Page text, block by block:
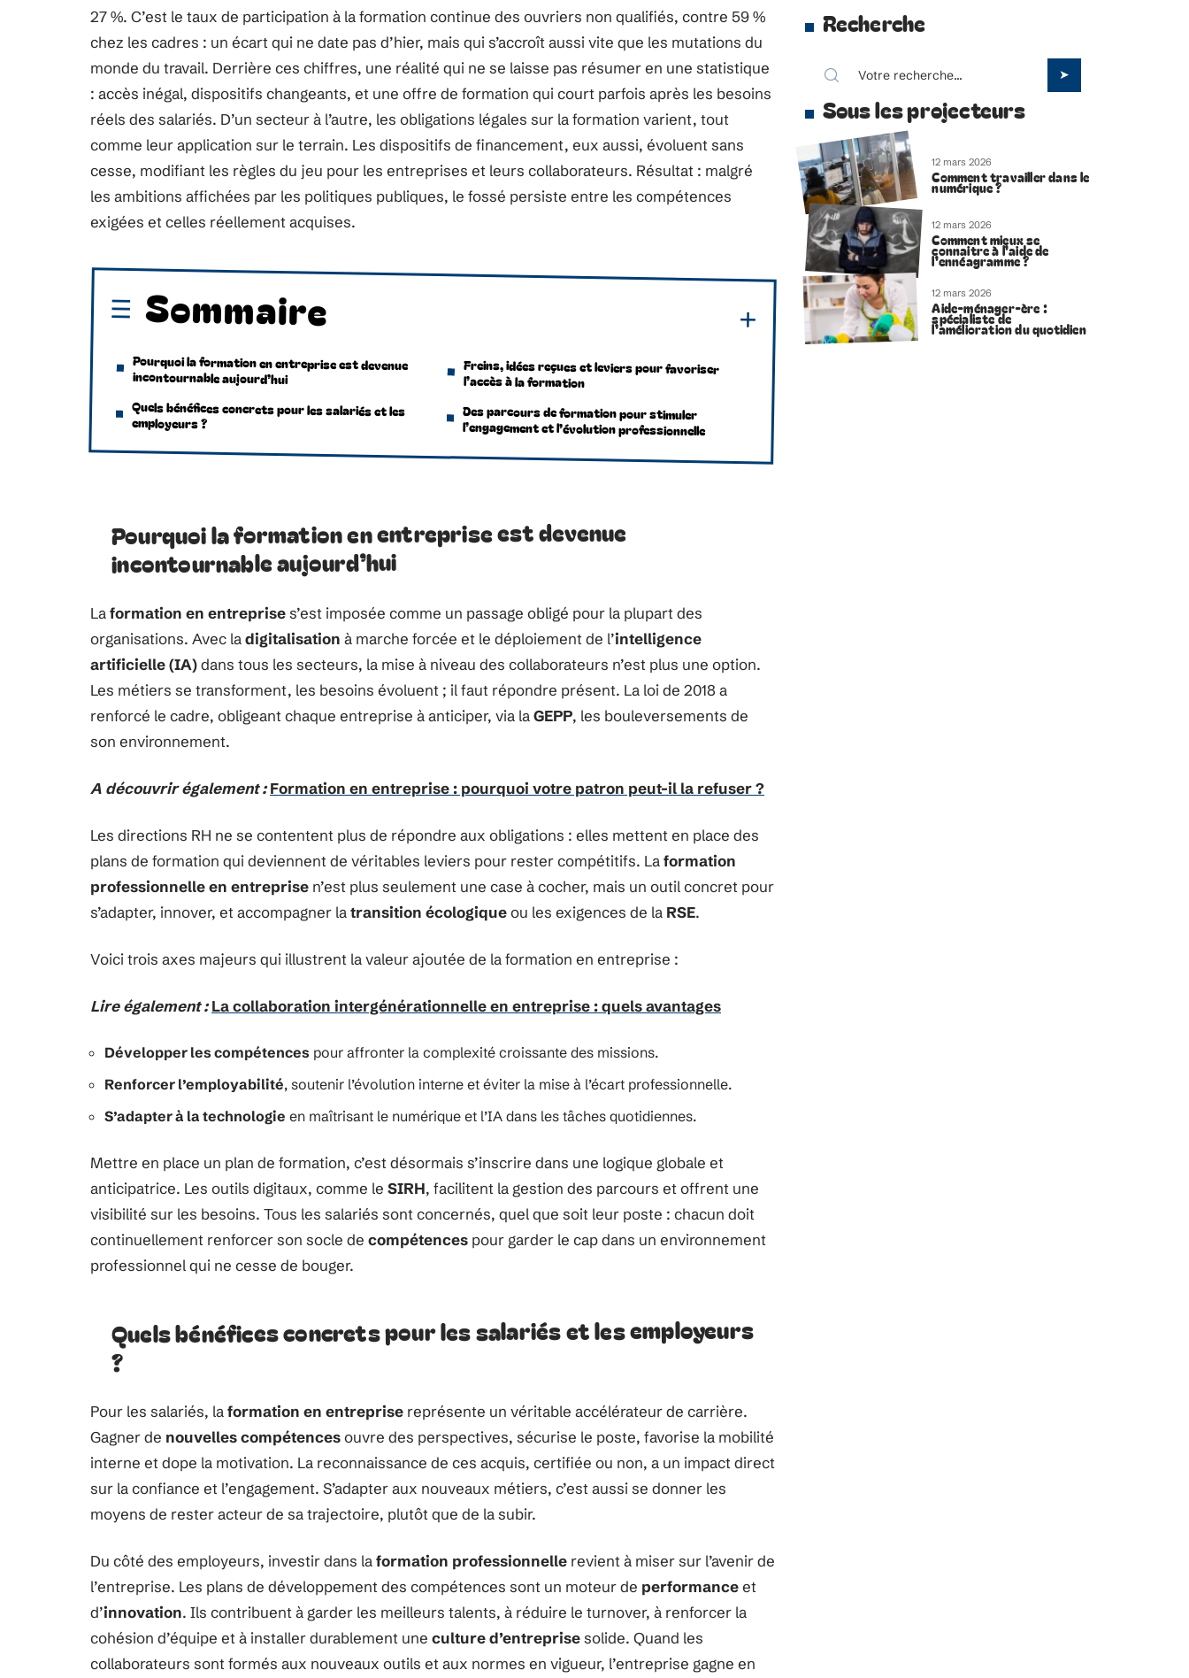
27 %. C’est le taux de participation à la formation continue des ouvriers non qualifiés, contre 59 %
chez les cadres : un écart qui ne date pas d’hier, mais qui s’accroît aussi vite que les mutations du
monde du travail. Derrière ces chiffres, une réalité qui ne se laisse pas résumer en une statistique
: accès inégal, dispositifs changeants, et une offre de formation qui court parfois après les besoins
réels des salariés. D’un secteur à l’autre, les obligations légales sur la formation varient, tout
comme leur application sur le terrain. Les dispositifs de financement, eux aussi, évoluent sans
cesse, modifiant les règles du jeu pour les entreprises et leurs collaborateurs. Résultat : malgré
les ambitions affichées par les politiques publiques, le fossé persiste entre les compétences
exigées et celles réellement acquises.
Sommaire
Pourquoi la formation en entreprise est devenue
incontournable aujourd’hui
Quels bénéfices concrets pour les salariés et les
employeurs ?
Freins, idées reçues et leviers pour favoriser
l’accès à la formation
Des parcours de formation pour stimuler
l’engagement et l’évolution professionnelle
Pourquoi la formation en entreprise est devenue
incontournable aujourd’hui
Laformation en entreprises’est imposée comme un passage obligé pour la plupart des
organisations. Avec ladigitalisation à marche forcée et le déploiement de l’intelligence
artificielle (IA)dans tous les secteurs, la mise à niveau des collaborateurs n’est plus une option.
Les métiers se transforment, les besoins évoluent ; il faut répondre présent. La loi de 2018 a
renforcé le cadre, obligeant chaque entreprise à anticiper, via laGEPP, les bouleversements de
son environnement.
A découvrir également : Formation en entreprise : pourquoi votre patron peut-il la refuser ?
Les directions RH ne se contentent plus de répondre aux obligations : elles mettent en place des
plans de formation qui deviennent de véritables leviers pour rester compétitifs. Laformation
professionnelle en entreprise n’est plus seulement une case à cocher, mais un outil concret pour
s’adapter, innover, et accompagner latransition écologiqueou les exigences de la RSE.
Voici trois axes majeurs qui illustrent la valeur ajoutée de la formation en entreprise :
Lire également : La collaboration intergénérationnelle en entreprise : quels avantages
Développer les compétences pour affronter la complexité croissante des missions.
Renforcer l’employabilité, soutenir l’évolution interne et éviter la mise à l’écart professionnelle.
S’adapter à la technologie en maîtrisant le numérique et l’IA dans les tâches quotidiennes.
Mettre en place un plan de formation, c’est désormais s’inscrire dans une logique globale et
anticipatrice. Les outils digitaux, comme le SIRH, facilitent la gestion des parcours et offrent une
visibilité sur les besoins. Tous les salariés sont concernés, quel que soit leur poste : chacun doit
continuellement renforcer son socle de compétences pour garder le cap dans un environnement
professionnel qui ne cesse de bouger.
Quels bénéfices concrets pour les salariés et les employeurs
?
Pour les salariés, laformation en entreprise représente un véritable accélérateur de carrière.
Gagner de nouvelles compétencesouvre des perspectives, sécurise le poste, favorise la mobilité
interne et dope la motivation. La reconnaissance de ces acquis, certifiée ou non, a un impact direct
sur la confiance et l’engagement. S’adapter aux nouveaux métiers, c’est aussi se donner les
moyens de rester acteur de sa trajectoire, plutôt que de la subir.
Du côté des employeurs, investir dans laformation professionnelle revient à miser sur l’avenir de
l’entreprise. Les plans de développement des compétences sont un moteur de performanceet
d’innovation. Ils contribuent à garder les meilleurs talents, à réduire le turnover, à renforcer la
cohésion d’équipe et à installer durablement une culture d’entreprisesolide. Quand les
collaborateurs sont formés aux nouveaux outils et aux normes en vigueur, l’entreprise gagne en
Recherche
Sous les projecteurs
12 mars 2026
Comment travailler dans le
numérique ?
12 mars 2026
Comment mieux se
connaitre à l’aide de
l’ennéagramme ?
12 mars 2026
Aide-ménager-ère :
spécialiste de
l’amélioration du quotidien